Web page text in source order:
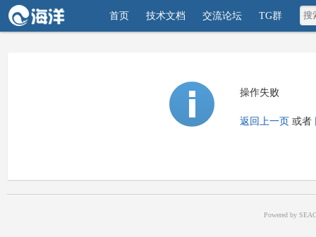
首页 技术文档 交流论坛 TG群
操作失败
返回上一页 或者
Powered by